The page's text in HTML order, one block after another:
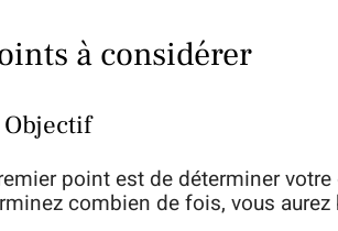
à considérer
Objectif
point est de déterminer
combien de fois, vous